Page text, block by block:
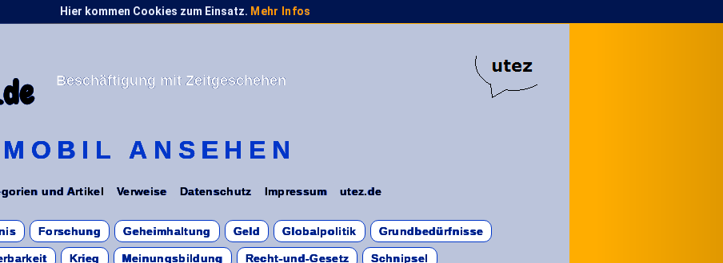
Hier kommen Cookies zum Einsatz. Mehr Infos
Beschäftigung mit Zeitgeschehen
ANSEHEN
und Artikel Verweise Datenschutz Impressum utez.de
Forschung Geheimhaltung Geld Globalpolitik Grundbedürfnisse
Krieg Meinungsbildung Recht-und-Gesetz Schnipsel